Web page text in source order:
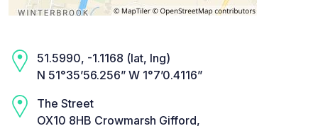
51.5990, -1.1168 (lat, lng)
N 51°35’56.256” W 1°7’0.4116”
The Street
OX10 8HB Crowmarsh Gifford,